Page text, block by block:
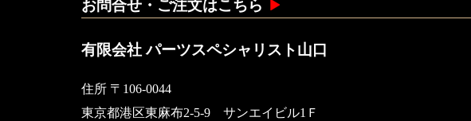
お問合せ・ご注文はこちら
有限会社 パーツスペシャリスト山口
住所 〒106-0044
東京都港区東麻布2-5-9 サンエイビル1Ｆ